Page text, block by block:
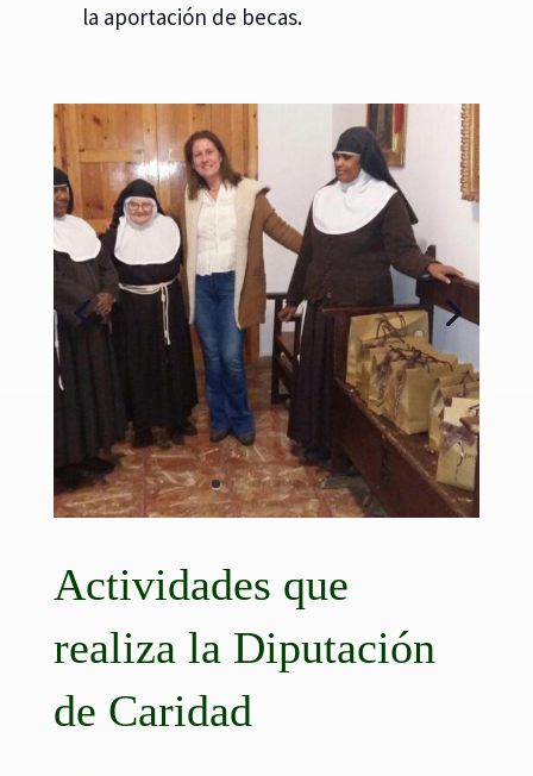
la aportación de becas.
Actividades que
realiza la Diputación
de Caridad
Campaña de Navidad.
Entrega de 3 toneladas de Alimentos a